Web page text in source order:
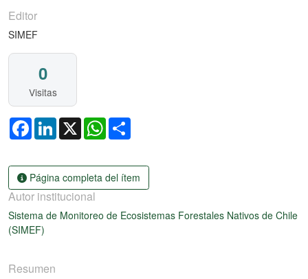
Editor
SIMEF
0
Visitas
FacebookLinkedIn
X WhatsApp
Página completa del ítem
Autor institucional
Sistema de Monitoreo de Ecosistemas Forestales Nativos de Chile
(SIMEF)
Resumen